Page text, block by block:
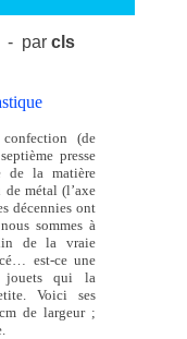
- parcls
(de
presse
de la matière
métal (l’axe
décennies ont
sommes à
de la vraie
est-ce une
jouets qui la
Voici ses
de largeur ;